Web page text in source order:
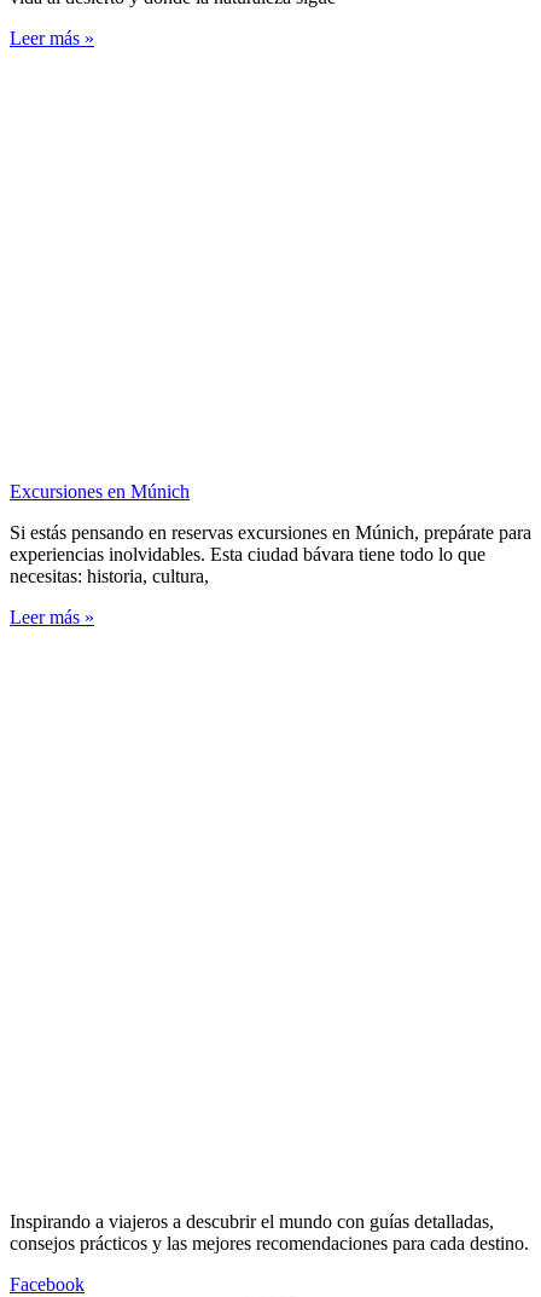
Leer más »
Excursiones en Múnich
Si estás pensando en reservas excursiones en Múnich, prepárate para
experiencias inolvidables. Esta ciudad bávara tiene todo lo que
necesitas: historia, cultura,
Leer más »
Inspirando a viajeros a descubrir el mundo con guías detalladas,
consejos prácticos y las mejores recomendaciones para cada destino.
Facebook